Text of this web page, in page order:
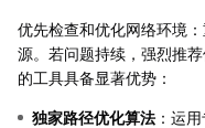
优先检查和优化网络环境
源。若问题持续，强烈推荐
的工具具备显著优势：
独家路径优化算法 ：运